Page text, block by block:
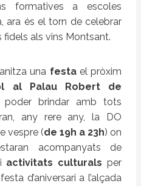
formatives a escoles
ara és el torn de celebrar
fidels als vins Montsant.
una festael pròxim
al Palau Robert de
brindar amb tots
any rere any, la DO
vespre (de 19h a 23h) on
acompanyats de
activitats culturals per
d’aniversari a l’alçada